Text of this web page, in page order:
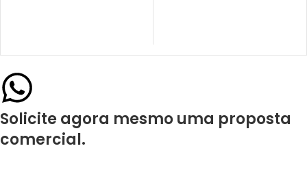
Solicite agora mesmo uma proposta
comercial.